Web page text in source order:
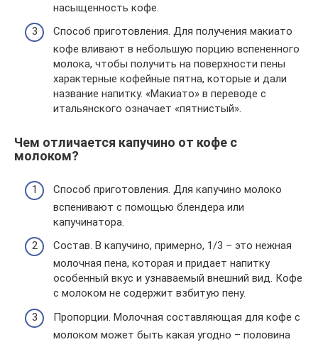
насыщенность кофе.
Способ приготовления. Для получения макиато
кофе вливают в небольшую порцию вспененного
молока, чтобы получить на поверхности пены
характерные кофейные пятна, которые и дали
название напитку. «Макиато» в переводе с
итальянского означает «пятнистый».
Чем отличается капучино от кофе с
молоком?
Способ приготовления. Для капучино молоко
вспенивают с помощью блендера или
капучинатора.
Состав. В капучино, примерно, 1/3 – это нежная
молочная пена, которая и придает напитку
особенный вкус и узнаваемый внешний вид. Кофе
с молоком не содержит взбитую пену.
Пропорции. Молочная составляющая для кофе с
молоком может быть какая угодно – половина